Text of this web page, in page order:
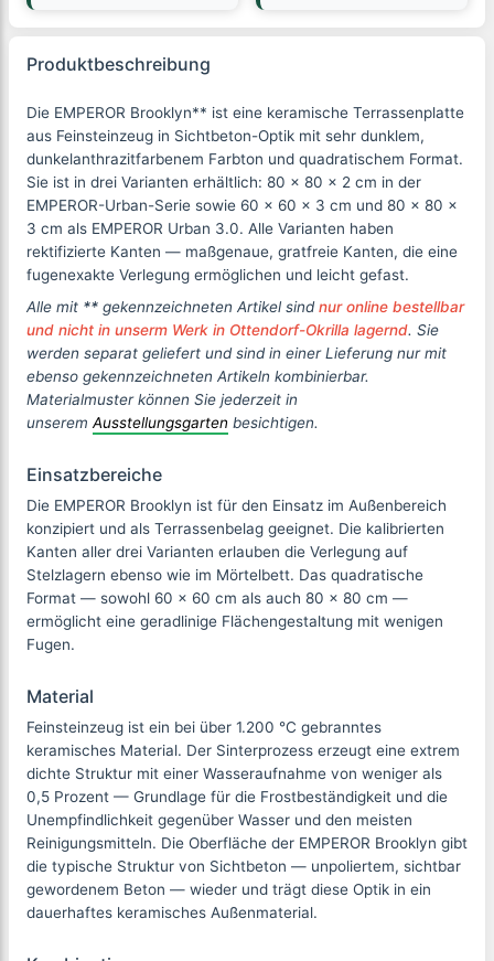
Produktbeschreibung
Die EMPEROR Brooklyn** ist eine keramische Terrassenplatte
aus Feinsteinzeug in Sichtbeton-Optik mit sehr dunklem,
dunkelanthrazitfarbenem Farbton und quadratischem Format.
Sie ist in drei Varianten erhältlich: 80 × 80 × 2 cm in der
EMPEROR-Urban-Serie sowie 60 × 60 × 3 cm und 80 × 80 ×
3 cm als EMPEROR Urban 3.0. Alle Varianten haben
rektifizierte Kanten — maßgenaue, gratfreie Kanten, die eine
fugenexakte Verlegung ermöglichen und leicht gefast.
Alle mit ** gekennzeichneten Artikel sindnur online bestellbar
und nicht in unserm Werk in Ottendorf-Okrilla lagernd. Sie
werden separat geliefert und sind in einer Lieferung nur mit
ebenso gekennzeichneten Artikeln kombinierbar.
Materialmuster können Sie jederzeit in
unserem Ausstellungsgarten besichtigen.
Einsatzbereiche
Die EMPEROR Brooklyn ist für den Einsatz im Außenbereich
konzipiert und als Terrassenbelag geeignet. Die kalibrierten
Kanten aller drei Varianten erlauben die Verlegung auf
Stelzlagern ebenso wie im Mörtelbett. Das quadratische
Format — sowohl 60 × 60 cm als auch 80 × 80 cm —
ermöglicht eine geradlinige Flächengestaltung mit wenigen
Fugen.
Material
Feinsteinzeug ist ein bei über 1.200 °C gebranntes
keramisches Material. Der Sinterprozess erzeugt eine extrem
dichte Struktur mit einer Wasseraufnahme von weniger als
0,5 Prozent — Grundlage für die Frostbeständigkeit und die
Unempfindlichkeit gegenüber Wasser und den meisten
Reinigungsmitteln. Die Oberfläche der EMPEROR Brooklyn gibt
die typische Struktur von Sichtbeton — unpoliertem, sichtbar
gewordenem Beton — wieder und trägt diese Optik in ein
dauerhaftes keramisches Außenmaterial.